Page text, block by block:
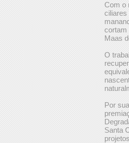
Com o
ciliares
cortam
Maas
O
Por
Santa